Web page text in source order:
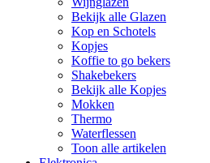
Bekijk alle Glazen
Kop en Schotels
Kopjes
Koffie to go bekers
Shakebekers
Bekijk alle Kopjes
Mokken
Thermo
Waterflessen
Toon alle artikelen